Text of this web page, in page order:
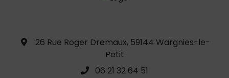
26 Rue Roger Dremaux, 59144 Wargnies-le-
Petit
06 21 32 64 51